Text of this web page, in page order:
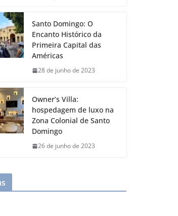
Santo Domingo: O
Encanto Histórico da
Primeira Capital das
Américas
28 de junho de 2023
Owner’s Villa:
hospedagem de luxo na
Zona Colonial de Santo
Domingo
26 de junho de 2023